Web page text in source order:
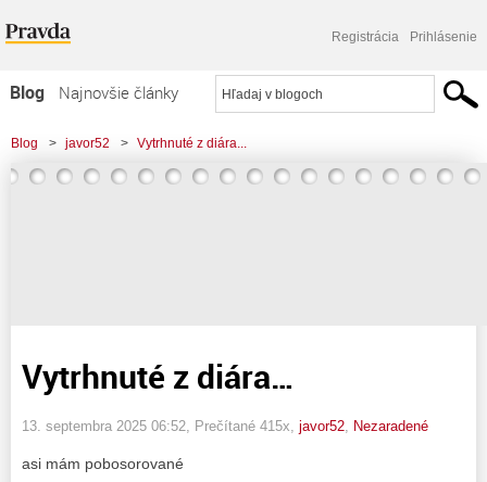
Registrácia Prihlásenie
Blog
Najnovšie články
Najčítanejšie články
Najkomentovanejšie články
Blog > javor52 > Vytrhnuté z diára...
Vytrhnuté z diára…
13. septembra 2025 06:52 , Prečítané 415x, javor52 Nezaradené
asi mám pobosorované